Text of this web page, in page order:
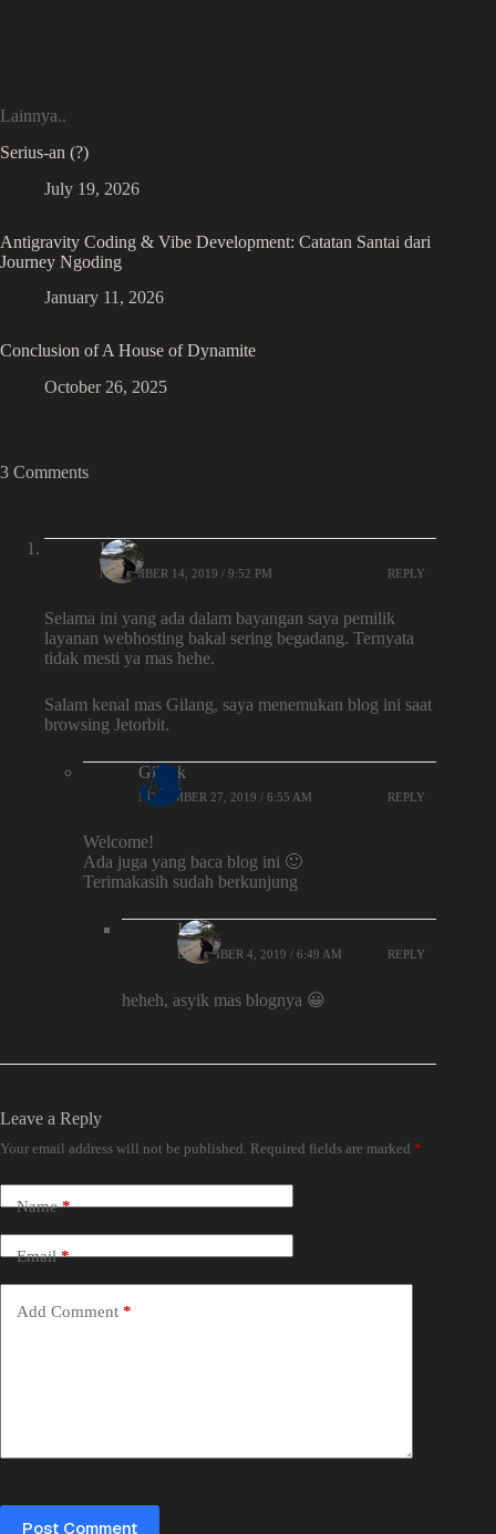
Lainnya..
Serius-an (?)
July 19, 2026
Antigravity Coding & Vibe Development: Catatan Santai dari
Journey Ngoding
January 11, 2026
Conclusion of A House of Dynamite
October 26, 2025
3 Comments
Iqbal
NOVEMBER 14, 2019 / 9:52 PM REPLY
Selama ini yang ada dalam bayangan saya pemilik
layanan webhosting bakal sering begadang. Ternyata
tidak mesti ya mas hehe.
Salam kenal mas Gilang, saya menemukan blog ini saat
browsing Jetorbit.
Gilank
NOVEMBER 27, 2019 / 6:55 AM REPLY
Welcome!
Ada juga yang baca blog ini 🙂
Terimakasih sudah berkunjung
Iqbal
DECEMBER 4, 2019 / 6:49 AM REPLY
heheh, asyik mas blognya 😀
Leave a Reply
Your email address will not be published. Required fields are marked *
Name*
Email*
Add Comment *
Post Comment